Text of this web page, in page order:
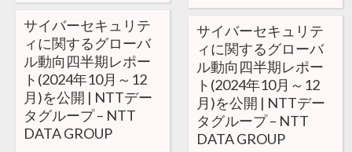
サイバーセキュリテ
ィに関するグローバ
ル動向四半期レポー
ト(2024年10月～12
月)を公開 | NTTデー
タグループ – NTT
DATA GROUP
サイバーセキュリテ
ィに関するグローバ
ル動向四半期レポー
ト(2024年10月～12
月)を公開 | NTTデー
タグループ – NTT
DATA GROUP